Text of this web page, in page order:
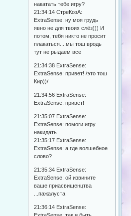
накатать тебе игру?
21:34:14 СтреКозА:
ExtraSense: ну моя грудь
явно не для твоих слёз))) И
потом, тебя никто не просит
плакаться....мы тош вродь
тут не рыдаем все
21:34:38 ExtrаSense:
ExtrаSense: привет! /это тош
Кир))/
21:34:56 ExtrаSense:
ExtrаSense: привет!
21:35:07 ExtrаSense:
ExtrаSense: помоги игру
накидать
21:35:17 ExtrаSense:
ExtrаSense: а где волшебное
слово?
21:35:34 ExtrаSense:
ExtrаSense: ой извините
ваше приасвищенцтва
...пажалуста
21:36:14 ExtrаSense: